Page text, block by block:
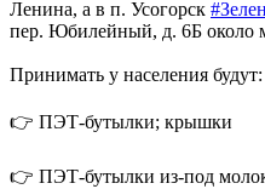
Ленина, а в п. Усогорск
пер. Юбилейный, д. 6Б около
Принимать у населения будут:
👉 ПЭТ-бутылки; крышки
👉 ПЭТ-бутылки из-под